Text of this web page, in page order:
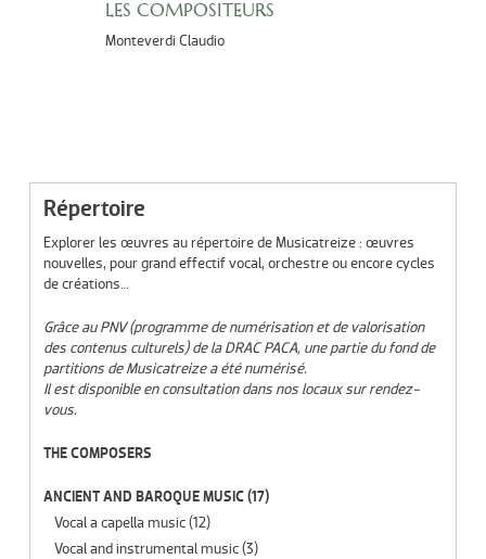
LES COMPOSITEURS
Monteverdi Claudio
Répertoire
Explorer les œuvres au répertoire de Musicatreize : œuvres
nouvelles, pour grand effectif vocal, orchestre ou encore cycles
de créations…
Grâce au PNV (programme de numérisation et de valorisation
des contenus culturels) de la DRAC PACA, une partie du fond de
partitions de Musicatreize a été numérisé.
Il est disponible en consultation dans nos locaux sur rendez-
vous.
THE COMPOSERS
ANCIENT AND BAROQUE MUSIC(17)
Vocal a capella music(12)
Vocal and instrumental music(3)